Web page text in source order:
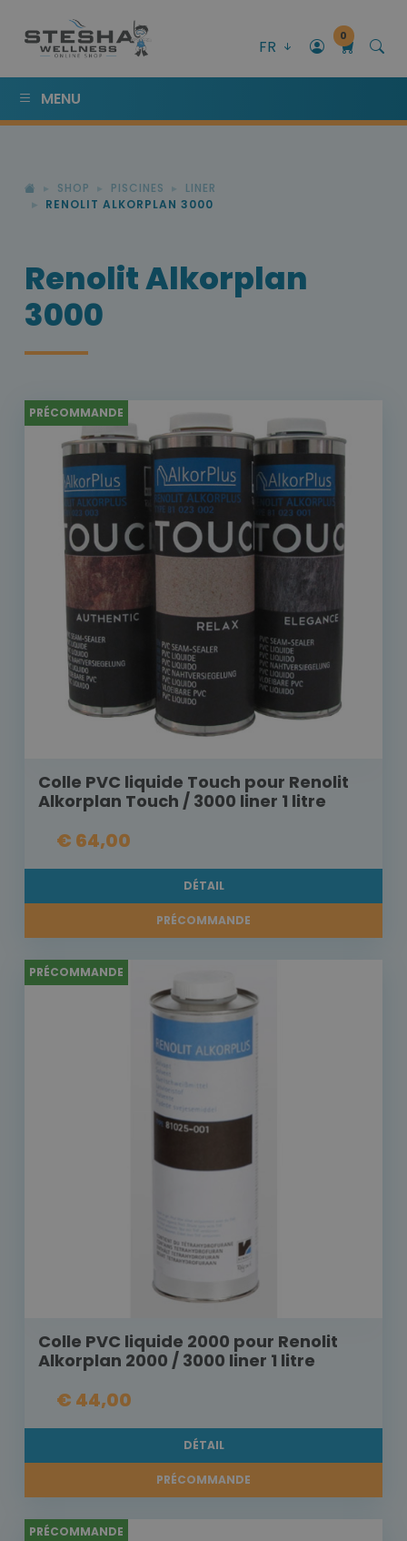
FR
0
MENU
SHOP PISCINES
LINER
RENOLIT ALKORPLAN 3000
Renolit Alkorplan
3000
PRÉCOMMANDE
Colle PVC liquide Touch pour Renolit
Alkorplan Touch / 3000 liner 1 litre
€ 64,00
DÉTAIL
PRÉCOMMANDE
PRÉCOMMANDE
Colle PVC liquide 2000 pour Renolit
Alkorplan 2000 / 3000 liner 1 litre
€ 44,00
DÉTAIL
PRÉCOMMANDE
PRÉCOMMANDE